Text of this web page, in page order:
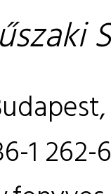
1 262-